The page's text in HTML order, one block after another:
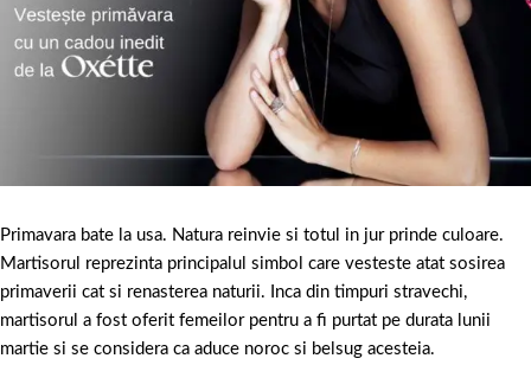
Primavara bate la usa. Natura reinvie si totul in jur prinde culoare.
Martisorul reprezinta principalul simbol care vesteste atat sosirea
primaverii cat si renasterea naturii. Inca din timpuri stravechi,
martisorul a fost oferit femeilor pentru a fi purtat pe durata lunii
martie si se considera ca aduce noroc si belsug acesteia.